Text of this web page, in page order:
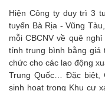
Hiện Công ty duy trì 3
tuyến Bà Rịa - Vũng
mỗi CBCNV về quê
tính trung bình bằng giá
chức cho các lao động
Trung Quốc… Đặc biệt,
sinh hoạt trong Khu cư